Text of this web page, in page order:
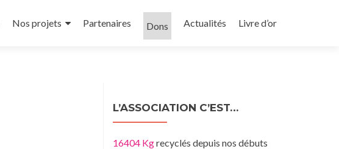
Nos projets Partenaires Dons Actualités Livre d’or
L’ASSOCIATION C’EST…
16404 Kgrecyclés depuis nos débuts